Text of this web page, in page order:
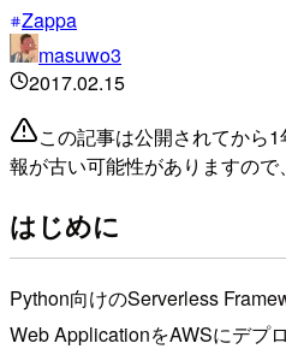
Zappa
masuwo3
2017.02.15
この記事は公開されてから
報が古い可能性がありますので
はじめに
Python向けのServerless
Web ApplicationをAWSにデプ